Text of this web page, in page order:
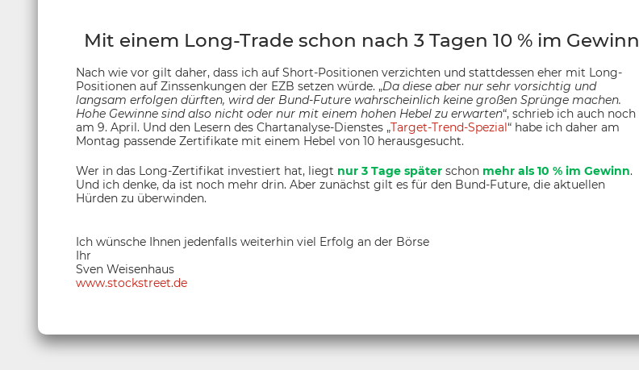
Mit einem Long-Trade schon nach 3 Tagen 10 % im Gewinn
Nach wie vor gilt daher, dass ich auf Short-Positionen verzichten und stattdessen eher mit Long-
Positionen auf Zinssenkungen der EZB setzen würde. „Da diese aber nur sehr vorsichtig und
langsam erfolgen dürften, wird der Bund-Future wahrscheinlich keine großen Sprünge machen.
Hohe Gewinne sind also nicht oder nur mit einem hohen Hebel zu erwarten“, schrieb ich auch noch
am 9. April. Und den Lesern des Chartanalyse-Dienstes „Target-Trend-Spezial “ habe ich daher am
Montag passende Zertifikate mit einem Hebel von 10 herausgesucht.
Wer in das Long-Zertifikat investiert hat, liegt nur 3 Tage später schon mehr als 10 % im Gewinn.
Und ich denke, da ist noch mehr drin. Aber zunächst gilt es für den Bund-Future, die aktuellen
Hürden zu überwinden.
Ich wünsche Ihnen jedenfalls weiterhin viel Erfolg an der Börse
Ihr
Sven Weisenhaus
www.stockstreet.de